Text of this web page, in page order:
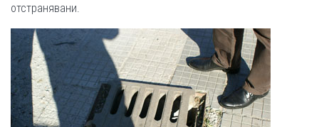
отстранявани.